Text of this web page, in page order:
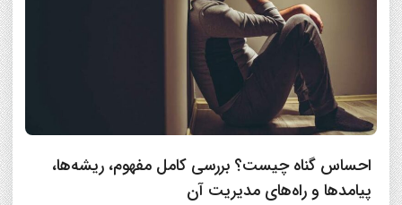
احساس گناه چیست؟ بررسی کامل مفهوم، ریشه‌ها،
پیامدها و راه‌های مدیریت آن